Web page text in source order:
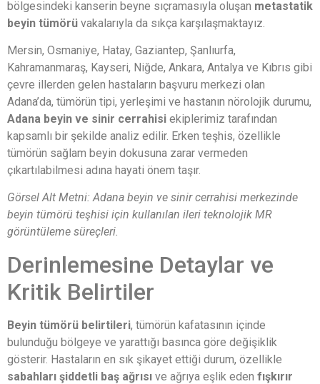
bölgesindeki kanserin beyne sıçramasıyla oluşan metastatik
beyin tümörü vakalarıyla da sıkça karşılaşmaktayız.
Mersin, Osmaniye, Hatay, Gaziantep, Şanlıurfa,
Kahramanmaraş, Kayseri, Niğde, Ankara, Antalya ve Kıbrıs gibi
çevre illerden gelen hastaların başvuru merkezi olan
Adana’da, tümörün tipi, yerleşimi ve hastanın nörolojik durumu,
Adana beyin ve sinir cerrahisi ekiplerimiz tarafından
kapsamlı bir şekilde analiz edilir. Erken teşhis, özellikle
tümörün sağlam beyin dokusuna zarar vermeden
çıkartılabilmesi adına hayati önem taşır.
Görsel Alt Metni: Adana beyin ve sinir cerrahisi merkezinde
beyin tümörü teşhisi için kullanılan ileri teknolojik MR
görüntüleme süreçleri.
Derinlemesine Detaylar ve
Kritik Belirtiler
Beyin tümörü belirtileri, tümörün kafatasının içinde
bulunduğu bölgeye ve yarattığı basınca göre değişiklik
gösterir. Hastaların en sık şikayet ettiği durum, özellikle
sabahları şiddetli baş ağrısı ve ağrıya eşlik eden fışkırır